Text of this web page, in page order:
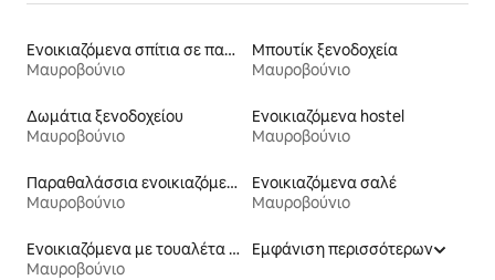
Ενοικιαζόμενα σπίτια σε παραλία
Μαυροβούνιο
Μπουτίκ ξενοδοχεία
Μαυροβούνιο
Δωμάτια ξενοδοχείου
Μαυροβούνιο
Ενοικιαζόμενα hostel
Μαυροβούνιο
Παραθαλάσσια ενοικιαζόμενα
Μαυροβούνιο
Ενοικιαζόμενα σαλέ
Μαυροβούνιο
Ενοικιαζόμενα με τουαλέτα ρυθμιζόμενου ύψους
Μαυροβούνιο
Εμφάνιση περισσότερων